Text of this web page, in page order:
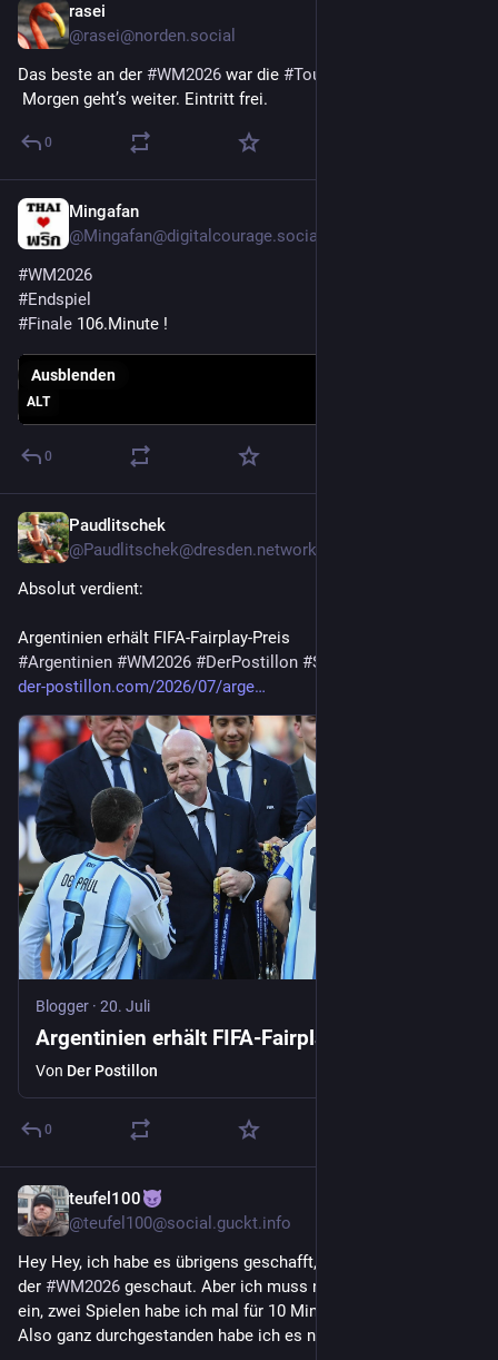
rasei
@rasei@norden.social
Das beste an der #WM2026 war die #TourdeFrance
Morgen geht’s weiter. Eintritt frei.
0
Mingafan
@Mingafan@digitalcourage.social
#WM2026
#Endspiel
#Finale 106.Minute !
ALT
Ausblenden
0
Paudlitschek
@Paudlitschek@dresden.network
Absolut verdient:
Argentinien erhält FIFA-Fairplay-Preis
#Argentinien #WM2026 #DerPostillon #Satire
der-postillon.com/2026/07/arge
Blogger · 20. Juli
Argentinien erhält FIFA-Fairplay-Preis
Von Der Postillon
0
teufel100
@teufel100@social.guckt.info
Hey Hey, ich habe es übrigens geschafft, ich habe kein Spiel
der #WM2026 geschaut. Aber ich muss natürlich gestehen, bei
ein, zwei Spielen habe ich mal für 10 Minuten reingeschaut.
Also ganz durchgestanden habe ich es nicht.